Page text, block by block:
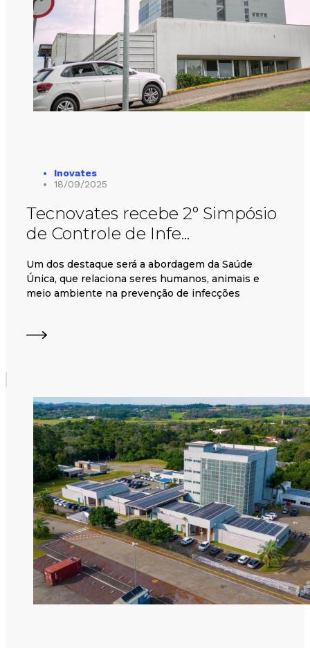
Inovates
18/09/2025
Tecnovates recebe 2° Simpósio
de Controle de Infe...
Um dos destaque será a abordagem da Saúde
Única, que relaciona seres humanos, animais e
meio ambiente na prevenção de infecções